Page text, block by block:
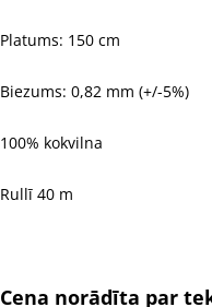
Platums: 150 cm
Biezums: 0,82 mm (+/-5%)
100% kokvilna
Rullī 40 m
Cena norādīta par